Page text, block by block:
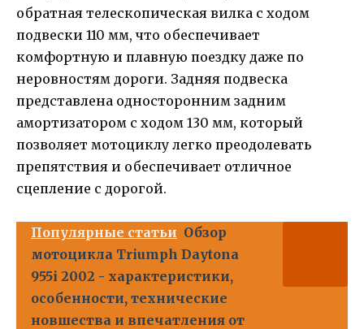
обратная телескопическая вилка с ходом
подвески 110 мм, что обеспечивает
комфортную и плавную поездку даже по
неровностям дороги. Задняя подвеска
представлена односторонним задним
амортизатором с ходом 130 мм, который
позволяет мотоциклу легко преодолевать
препятствия и обеспечивает отличное
сцепление с дорогой.
Популярные статьи Обзор
мотоцикла Triumph Daytona
955i 2002 - характеристики,
особенности, технические
новшества и впечатления от